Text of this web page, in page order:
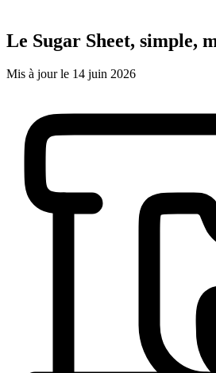
Le Sugar Sheet, simple,
Mis à jour le 14 juin 2026